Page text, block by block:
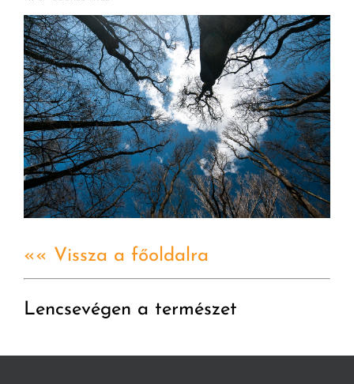
«« Vissza a főoldalra
Lencsevégen a természet